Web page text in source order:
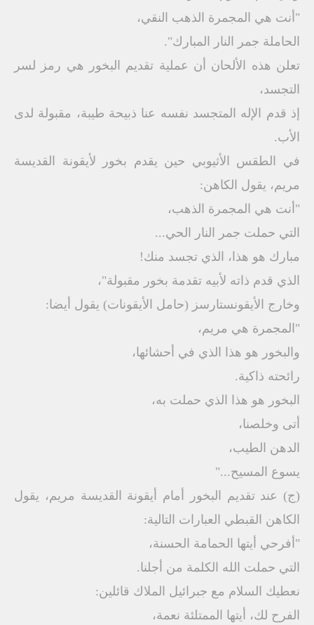
"أنت هي المجمرة الذهب النقي،
الحاملة جمر النار المبارك".
تعلن هذه الألحان أن عملية تقديم البخور هي رمز لسر
التجسد،
إذ قدم الإله المتجسد نفسه عنا ذبيحة طيبة، مقبولة لدى
الأب.
في الطقس الأثيوبي حين يقدم بخور لأيقونة القديسة
مريم، يقول الكاهن:
"أنت هي المجمرة الذهب،
التي حملت جمر النار الحي...
مبارك هو هذا، الذي تجسد منك!
الذي قدم ذاته لأبيه تقدمة بخور مقبولة"،
وخارج الأيقونستارسز (حامل الأيقونات) يقول أيضا:
"المجمرة هي مريم،
والبخور هو هذا الذي في أحشائها،
رائحته ذاكية.
البخور هو هذا الذي حملت به،
أتى وخلصنا،
الدهن الطيب،
يسوع المسيح..."
(ج) عند تقديم البخور أمام أيقونة القديسة مريم، يقول
الكاهن القبطي العبارات التالية:
"أفرحي أيتها الحمامة الحسنة،
التي حملت الله الكلمة من أجلنا.
نعطيك السلام مع جبرائيل الملاك قائلين:
الفرح لك، أيتها الممتلئة نعمة،